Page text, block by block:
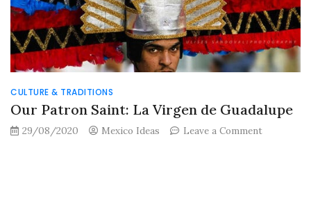
CULTURE & TRADITIONS
Our Patron Saint: La Virgen de Guadalupe
29/08/2020 Mexico Ideas Leave a Commenton